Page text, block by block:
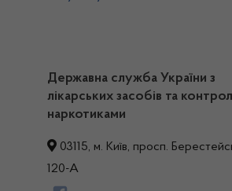
Державна служба України з
лікарських засобів та
наркотиками
03115, м. Київ, просп.
120-А